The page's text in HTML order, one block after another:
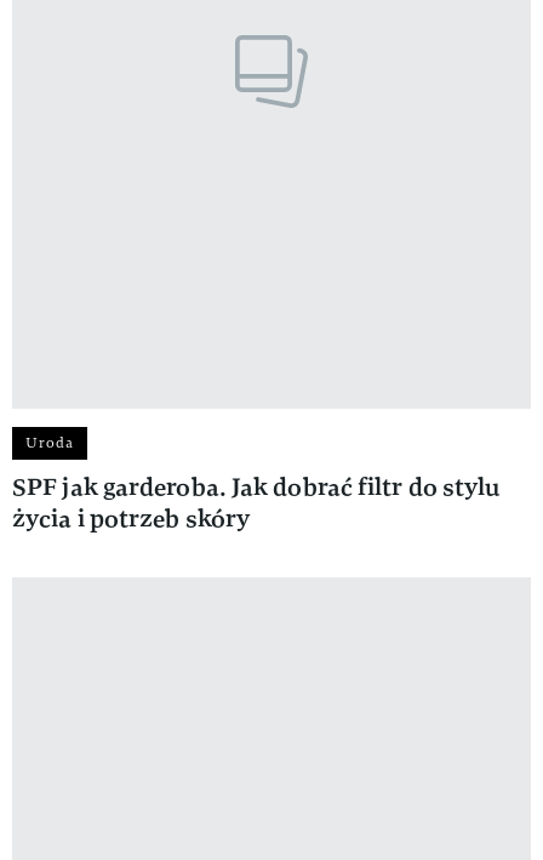
Uroda
SPF jak garderoba. Jak dobrać filtr do stylu
życia i potrzeb skóry